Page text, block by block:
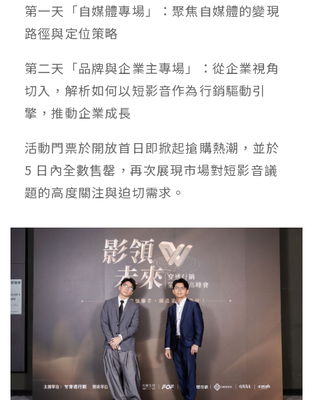
第一天「自媒體專場」：聚焦自媒體的變現
路徑與定位策略
第二天「品牌與企業主專場」：從企業視角
切入，解析如何以短影音作為行銷驅動引
擎，推動企業成長
活動門票於開放首日即掀起搶購熱潮，並於
5 日內全數售罄，再次展現市場對短影音議
題的高度關注與迫切需求。